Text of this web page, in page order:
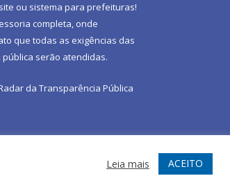
ou sistema para prefeituras!
completa, onde
que todas as exigências das
serão atendidas.
da Transparência Pública
Acessar Webmail
Leia mais ACEITO